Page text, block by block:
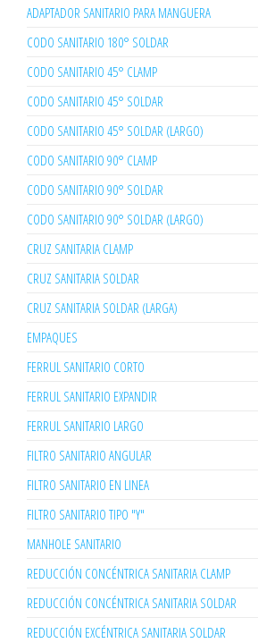
ADAPTADOR SANITARIO PARA MANGUERA
CODO SANITARIO 180° SOLDAR
CODO SANITARIO 45° CLAMP
CODO SANITARIO 45° SOLDAR
CODO SANITARIO 45° SOLDAR (LARGO)
CODO SANITARIO 90° CLAMP
CODO SANITARIO 90° SOLDAR
CODO SANITARIO 90° SOLDAR (LARGO)
CRUZ SANITARIA CLAMP
CRUZ SANITARIA SOLDAR
CRUZ SANITARIA SOLDAR (LARGA)
EMPAQUES
FERRUL SANITARIO CORTO
FERRUL SANITARIO EXPANDIR
FERRUL SANITARIO LARGO
FILTRO SANITARIO ANGULAR
FILTRO SANITARIO EN LINEA
FILTRO SANITARIO TIPO "Y"
MANHOLE SANITARIO
REDUCCIÓN CONCÉNTRICA SANITARIA CLAMP
REDUCCIÓN CONCÉNTRICA SANITARIA SOLDAR
REDUCCIÓN EXCÉNTRICA SANITARIA SOLDAR